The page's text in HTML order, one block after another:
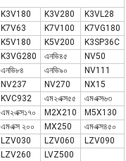
K3V180 K3V280
K3VL28
K7V63 K7V100
K7VG180
K5V180 K5V200
K3SP36C
K3VG280 এনভি৪৫
NV50
এনভি৮৪ এনভি৯০
NV111
NV237 NV270
NX15
KVC932 এম২এক্স৫৫
এমএক্স৬৩
এম২এক্স১৭০ M2X210
M5X130
এমএক্স ২০০ MX250
এমএক্স৪৫০
LZV030 LZV060
LZV090
LZV260 LVZ500